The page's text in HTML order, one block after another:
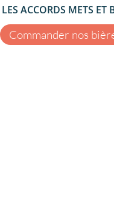
LES ACCORDS METS ET
Commander nos